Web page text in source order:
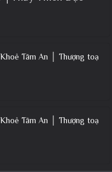
Tâm An │ Thượng toạ
Tâm An │ Thượng toạ